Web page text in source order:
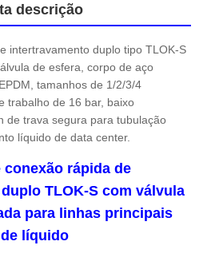
descrição
intertravamento duplo tipo TLOK-S
de esfera, corpo de aço
tamanhos de 1/2/3/4
trabalho de 16 bar, baixo
de trava segura para tubulação
líquido de data center.
rápida de
TLOK-S com válvula
para linhas principais
líquido